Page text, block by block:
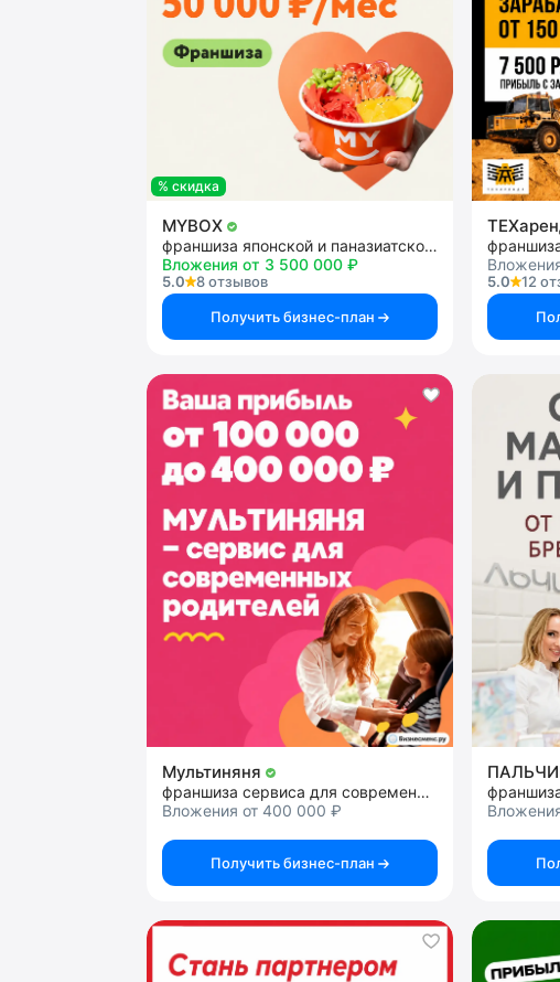
% скидка
MYBOX
франшиза японской и паназиатской кухни
Вложения от 3 500 000 ₽
5.0
8 отзывов
Получить бизнес-план
5.0
12
Мультиняня
франшиза сервиса для современных родителей
Вложения от 400 000 ₽
Получить бизнес-план